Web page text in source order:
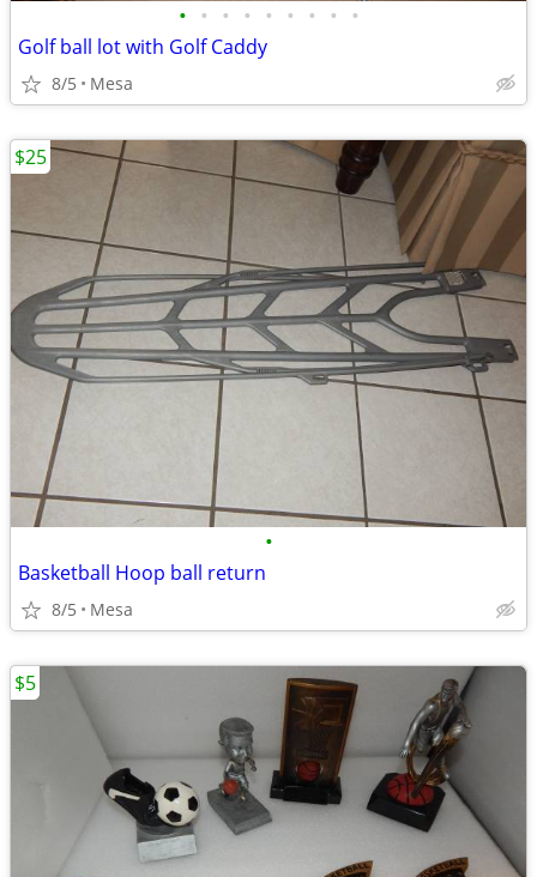
• • • • • • • • •
Golf ball lot with Golf Caddy
8/5 Mesa
•
Basketball Hoop ball return
8/5 Mesa
$25
$5